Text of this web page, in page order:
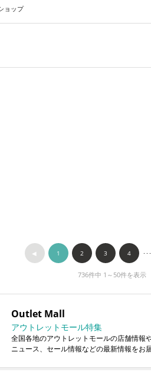
ョップ
◀︎ 1 2 3 4 ･･･
736件中 1～50件を表示
Outlet Mall
アウトレットモール特集
全国各地のアウトレットモールの店舗情報
ニュース、セール情報などの最新情報をお